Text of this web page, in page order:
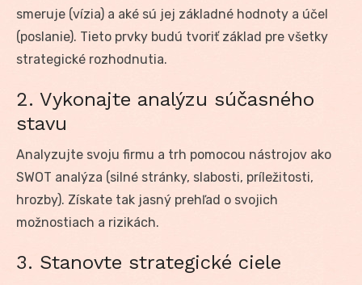
smeruje (vízia) a aké sú jej základné hodnoty a účel
(poslanie). Tieto prvky budú tvoriť základ pre všetky
strategické rozhodnutia.
2. Vykonajte analýzu súčasného
stavu
Analyzujte svoju firmu a trh pomocou nástrojov ako
SWOT analýza (silné stránky, slabosti, príležitosti,
hrozby). Získate tak jasný prehľad o svojich
možnostiach a rizikách.
3. Stanovte strategické ciele